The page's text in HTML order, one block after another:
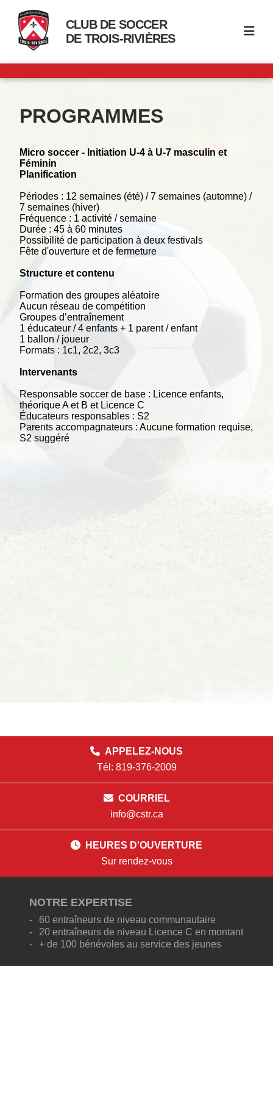
CLUB DE SOCCER
DE TROIS-RIVIÈRES
PROGRAMMES
Micro soccer - Initiation U-4 à U-7 masculin et
Féminin
Planification
Périodes : 12 semaines (été) / 7 semaines (automne) /
7 semaines (hiver)
Fréquence : 1 activité / semaine
Durée : 45 à 60 minutes
Possibilité de participation à deux festivals
Fête d'ouverture et de fermeture
Structure et contenu
Formation des groupes aléatoire
Aucun réseau de compétition
Groupes d’entraînement
1 éducateur / 4 enfants + 1 parent / enfant
1 ballon / joueur
Formats : 1c1, 2c2, 3c3
Intervenants
Responsable soccer de base : Licence enfants,
théorique A et B et Licence C
Éducateurs responsables : S2
Parents accompagnateurs : Aucune formation requise,
S2 suggéré
APPELEZ-NOUS
Tél: 819-376-2009
COURRIEL
info@cstr.ca
HEURES D'OUVERTURE
Sur rendez-vous
NOTRE EXPERTISE
60 entraîneurs de niveau communautaire
20 entraîneurs de niveau Licence C en montant
+ de 100 bénévoles au service des jeunes